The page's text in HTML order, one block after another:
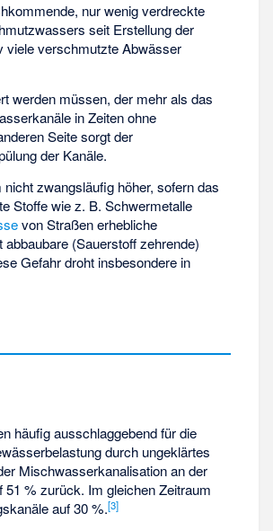
nur wenig verdreckte
seit Erstellung der
viele verschmutzte Abwässer
werden müssen, der mehr als das
in Zeiten ohne
Seite sorgt der
der Kanäle.
zwangsläufig höher, sofern das
Stoffe wie z. B. Schwermetalle
von Straßen erhebliche
(Sauerstoff zehrende)
Gefahr droht insbesondere in
häufig ausschlaggebend für die
durch ungeklärtes
Mischwasserkanalisation an der
51 % zurück. Im gleichen Zeitraum
auf 30 %.[3]